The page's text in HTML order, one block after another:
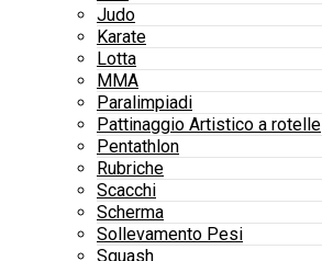
Judo
Karate
Lotta
MMA
Paralimpiadi
Pattinaggio Artistico a rotelle
Pentathlon
Rubriche
Scacchi
Scherma
Sollevamento Pesi
Squash